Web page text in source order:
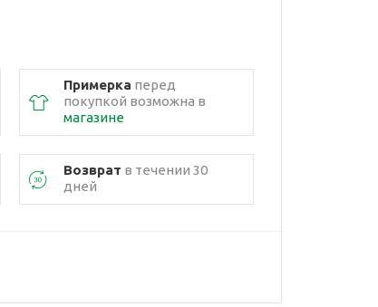
Примерка перед
покупкой возможна в
магазине
Возврат в течении 30
дней